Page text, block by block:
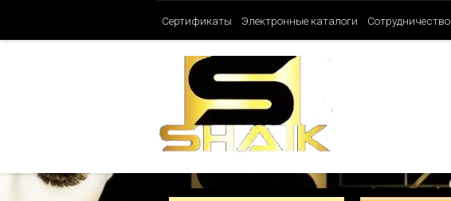
Сертификаты Электронные каталоги Сотрудничество
Таблица ароматов SHAIK (Женские)
Политика конфиденциальности